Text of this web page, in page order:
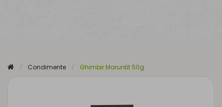
Condimente Ghimbir Maruntit 50g